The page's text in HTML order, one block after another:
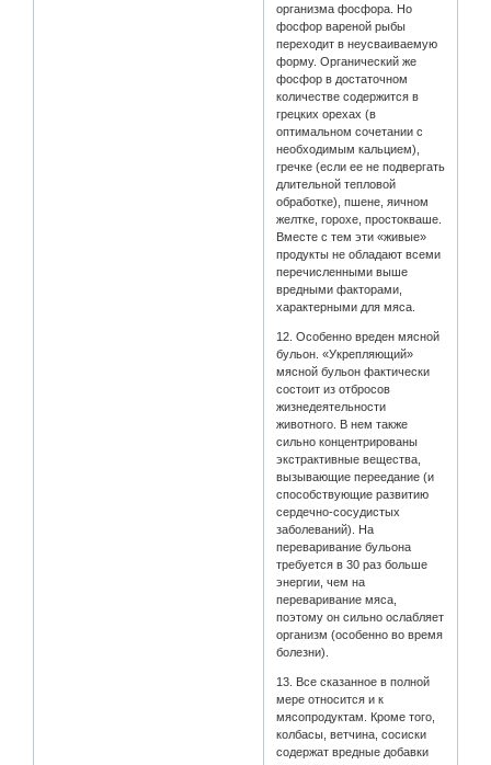
организма фосфора. Но
фосфор вареной рыбы
переходит в неусваиваемую
форму. Органический же
фосфор в достаточном
количестве содержится в
грецких орехах (в
оптимальном сочетании с
необходимым кальцием),
гречке (если ее не подвергать
длительной тепловой
обработке), пшене, яичном
желтке, горохе, простокваше.
Вместе с тем эти «живые»
продукты не обладают всеми
перечисленными выше
вредными факторами,
характерными для мяса.
12. Особенно вреден мясной
бульон. «Укрепляющий»
мясной бульон фактически
состоит из отбросов
жизнедеятельности
животного. В нем также
сильно концентрированы
экстрактивные вещества,
вызывающие переедание (и
способствующие развитию
сердечно-сосудистых
заболеваний). На
переваривание бульона
требуется в 30 раз больше
энергии, чем на
переваривание мяса,
поэтому он сильно ослабляет
организм (особенно во время
болезни).
13. Все сказанное в полной
мере относится и к
мясопродуктам. Кроме того,
колбасы, ветчина, сосиски
содержат вредные добавки